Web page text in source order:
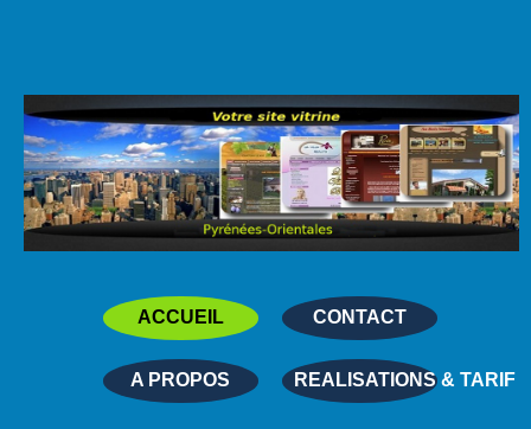
ACCUEIL CONTACT
A PROPOS REALISATIONS & TARIF